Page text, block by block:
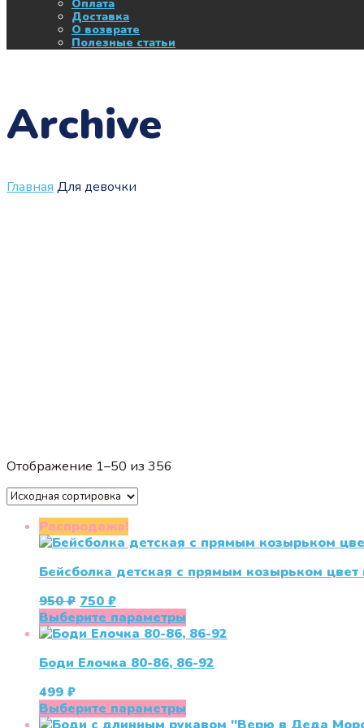
Оплата
Доставка
О возврате
Полезные статьи
Archive
Главная Для девочки
Отображение 1–50 из 356
Распродажа!
Бейсболка детская с прямым козырьком цвет
950₽ Первоначальная
цена
составляла
750 ₽Текущая
цена:
750 ₽.
Выберите параметры
товар
несколько
Опции
можно
Боди Елочка 80-86, 86-92
499 ₽
Выберите параметры
товар